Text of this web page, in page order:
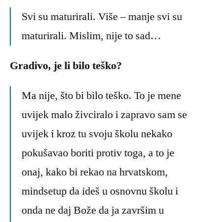
Svi su maturirali. Više – manje svi su
maturirali. Mislim, nije to sad…
Gradivo, je li bilo teško?
Ma nije, što bi bilo teško. To je mene
uvijek malo živciralo i zapravo sam se
uvijek i kroz tu svoju školu nekako
pokušavao boriti protiv toga, a to je
onaj, kako bi rekao na hrvatskom,
mindsetup da ideš u osnovnu školu i
onda ne daj Bože da ja završim u